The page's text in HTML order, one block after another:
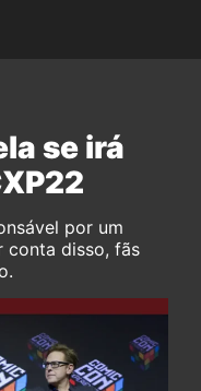
se irá
por um
conta disso, fãs